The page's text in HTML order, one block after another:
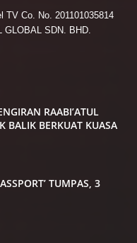
Co. No. 201101035814
SDN. BHD.
RAABI’ATUL
BALIK BERKUAT KUASA
TUMPAS, 3